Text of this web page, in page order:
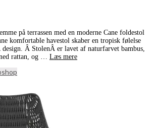
på terrassen med en moderne Cane foldestol
komfortable havestol skaber en tropisk følelse
Â StolenÂ er lavet af naturfarvet bambus,
rattan, og … Læs mere